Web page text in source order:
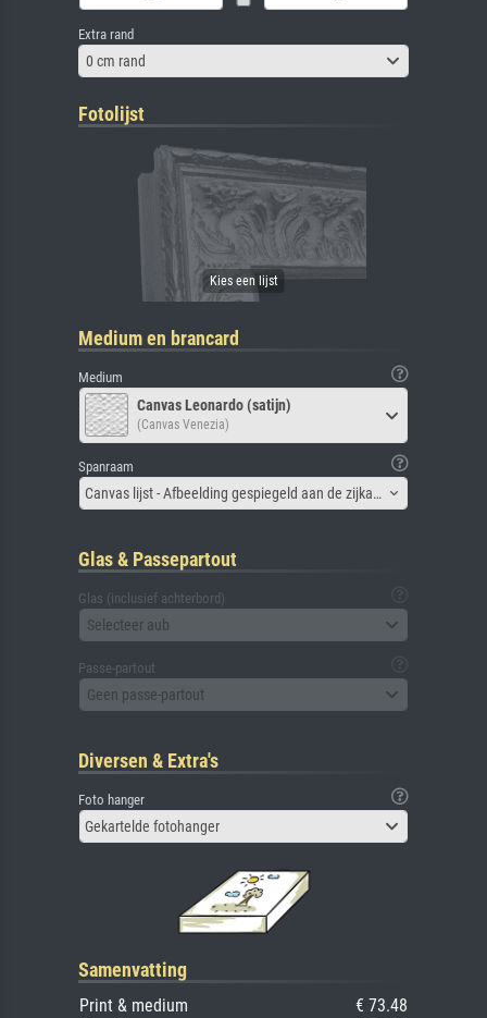
Extra rand
0 cm rand
Fotolijst
Medium en brancard
Medium
Canvas Leonardo (satijn)
(Canvas Venezia)
Spanraam
Canvas lijst - Afbeelding gespiegeld aan de zijkant
Glas & Passepartout
Glas (inclusief achterbord)
Selecteer aub
Passe-partout
Geen passe-partout
Diversen & Extra's
Foto hanger
Gekartelde fotohanger
Samenvatting
Print & medium
€ 73.48